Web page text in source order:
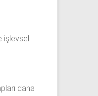
işlevsel
daha